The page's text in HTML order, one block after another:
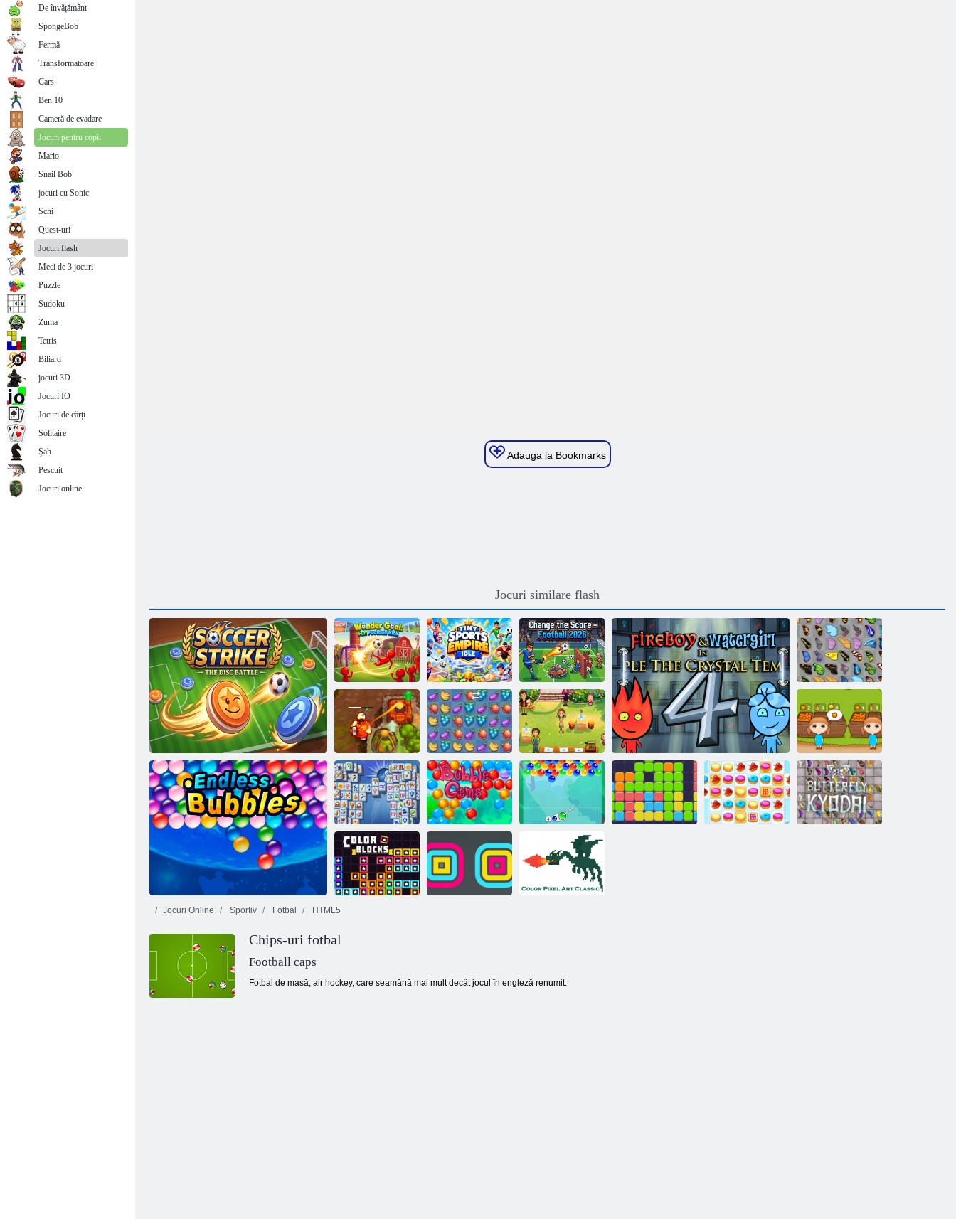
Adauga la Bookmarks
Jocuri similare flash
Lovitură de fotbal
Scop minune:
lovitură de fotbal
distractivă
Tiny Sports
Empire Idle
Schimbați scorul
— Fotbal 2026
Butterfly Kyodai
Comoara
blestemată 2
Fruta Crush
Delicious Emily
Home Sweet
Home
Orange Ranch
Mahjong
Fortuna
Gemes cu bule Charms cu bule
Jocuri Online Sportiv Fotbal HTML5
Chips-uri fotbal
Football caps
Fotbal de masă, air hockey, care seamănă mai mult decât jocul în engleză renumit.
De învățământ
SpongeBob
Fermă
Transformatoare
Cars
Ben 10
Cameră de evadare
Jocuri pentru copii
Mario
Snail Bob
jocuri cu Sonic
Schi
Quest-uri
Jocuri flash
Meci de 3 jocuri
Puzzle
Sudoku
Zuma
Tetris
Biliard
jocuri 3D
Jocuri IO
Jocuri de cărți
Solitaire
Şah
Pescuit
Jocuri online